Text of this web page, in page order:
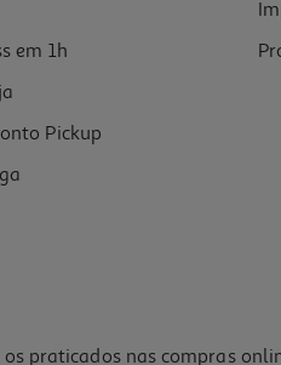
em 1h
Pickup
praticados nas compras